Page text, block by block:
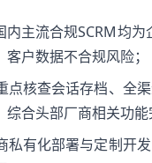
主流合规SCRM均
户数据不合规风险；
核查会话存档、全
合头部厂商相关功
私有化部署与定制开